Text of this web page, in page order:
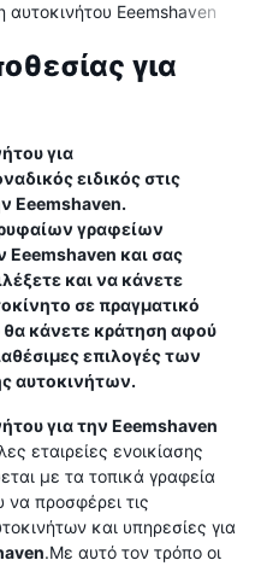
αυτοκινήτου Eeemshaven
για
για
ειδικός στις
Eeemshaven.
γραφείων
Eeemshaven και σας
και να κάνετε
σε πραγματικό
κάνετε κράτηση αφού
επιλογές των
αυτοκινήτων.
για την Eeemshaven
εταιρείες ενοικίασης
με τα τοπικά γραφεία
να προσφέρει τις
και υπηρεσίες για
.Με αυτό τον τρόπο οι